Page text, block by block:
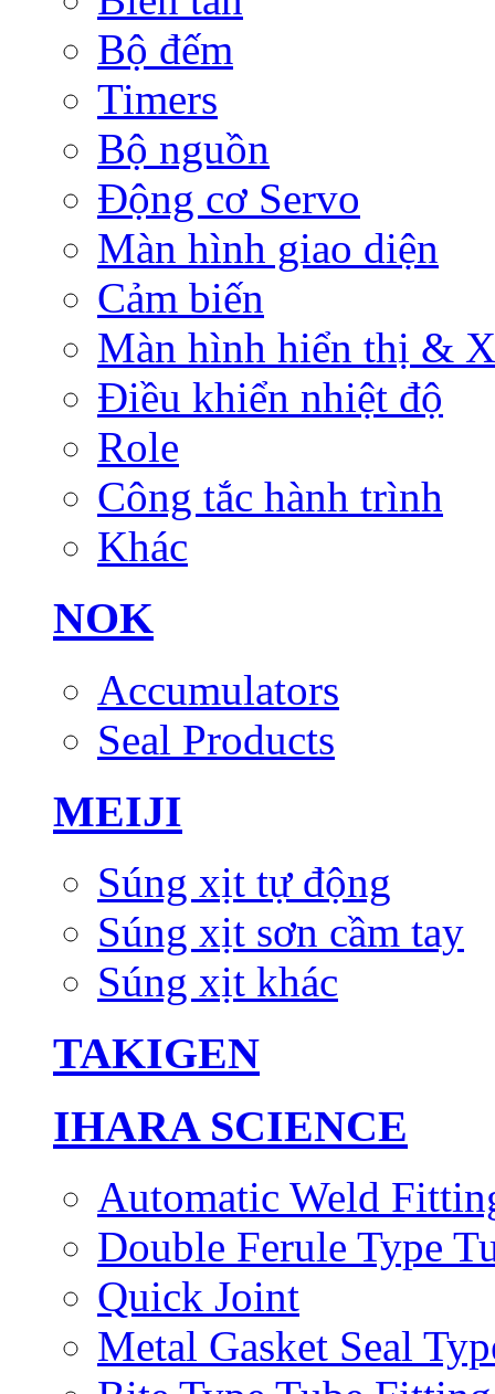
Bộ đếm
Timers
Bộ nguồn
Động cơ Servo
Màn hình giao diện
Cảm biến
Màn hình hiển thị &
Điều khiển nhiệt độ
Role
Công tắc hành trình
Khác
NOK
Accumulators
Seal Products
MEIJI
Súng xịt tự động
Súng xịt sơn cầm tay
Súng xịt khác
TAKIGEN
IHARA SCIENCE
Automatic Weld
Double Ferule Type
Quick Joint
Metal Gasket Seal